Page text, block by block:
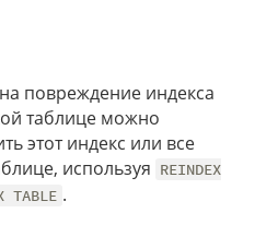
повреждение индекса
таблице можно
этот индекс или все
используя REINDEX
TABLE .